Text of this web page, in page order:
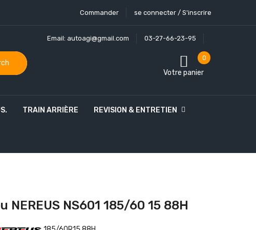
se connecter / S'inscrire
Commander
03-27-66-23-95
Email: autoagi@gmail.com
0
Votre panier
TRAIN ARRIÈRE REVISION & ENTRETIEN
NEREUS NS601 185/60 15 88H